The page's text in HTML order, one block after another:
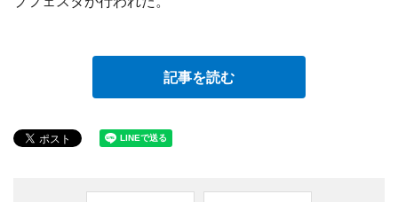
記事を読む